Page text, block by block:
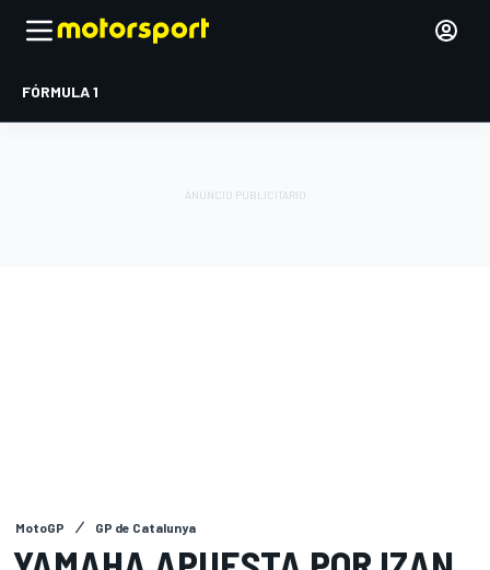
FÓRMULA 1
MotoGP GP de Catalunya